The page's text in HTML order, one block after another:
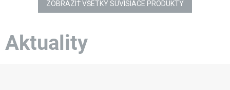
ZOBRAZIŤ VŠETKY SÚVISIACE PRODUKTY
Aktuality